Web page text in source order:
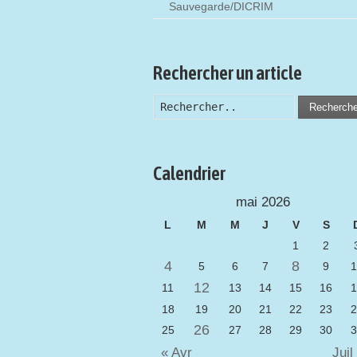
Sauvegarde/DICRIM
Rechercher un article
Calendrier
mai 2026
L M M J V S
1
2
4 5 6 7 8 9
11
12 13 14 15 16
18
19 20 21 22 23
25
26 27 28 29 30
« Avr Juil